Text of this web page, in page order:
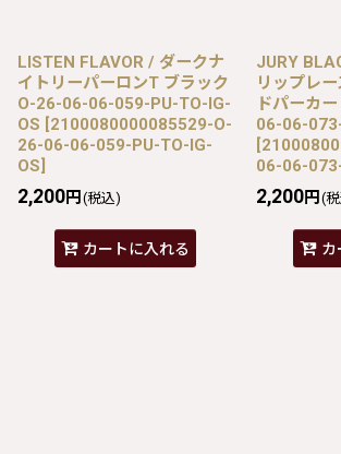
LISTEN FLAVOR / ダークナ
イトリーパーロンT ブラック
O-26-06-06-059-PU-TO-IG-
OS [2100080000085529-O-
26-06-06-059-PU-TO-IG-
OS]
2,200円 (税込)
カートに入れる
JURY
リップレ
ドパーカ
06-06-
[
06-06-
2,200円 (
カ